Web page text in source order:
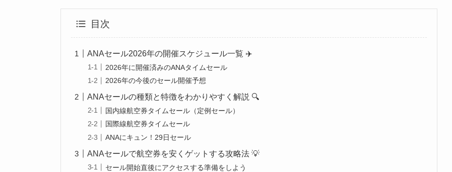
目次
ANAセール2026年の開催スケジュール一覧 ✈️
2026年に開催済みのANAタイムセール
2026年の今後のセール開催予想
ANAセールの種類と特徴をわかりやすく解説 🔍
国内線航空券タイムセール（定例セール）
国際線航空券タイムセール
ANAにキュン！29日セール
ANAセールで航空券を安くゲットする攻略法 💡
セール開始直後にアクセスする準備をしよう